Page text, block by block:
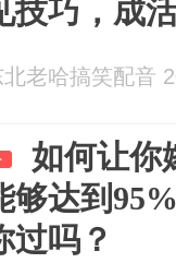
技巧，成
北老哈搞笑配音
如何让你
够达到
过吗？